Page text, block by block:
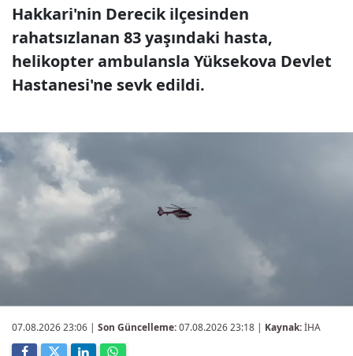
Hakkari'nin Derecik ilçesinden
rahatsızlanan 83 yaşındaki hasta,
helikopter ambulansla Yüksekova Devlet
Hastanesi'ne sevk edildi.
07.08.2026 23:06 | Son Güncelleme:07.08.2026 23:18 | Kaynak:İHA